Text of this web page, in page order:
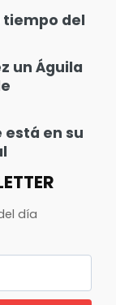
tiempo del
un Águila
está en su
día